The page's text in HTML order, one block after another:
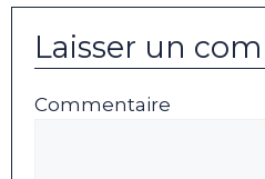
Laisser un
Commentaire